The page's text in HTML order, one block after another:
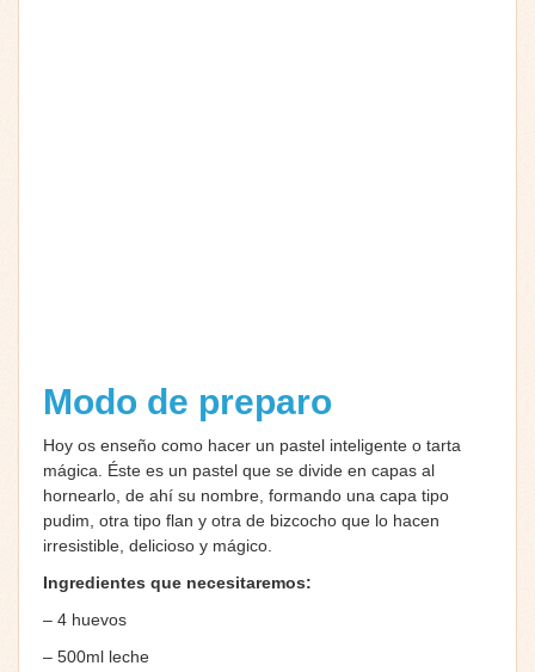
Modo de preparo
Hoy os enseño como hacer un pastel inteligente o tarta
mágica. Éste es un pastel que se divide en capas al
hornearlo, de ahí su nombre, formando una capa tipo
pudim, otra tipo flan y otra de bizcocho que lo hacen
irresistible, delicioso y mágico.
Ingredientes que necesitaremos:
– 4 huevos
– 500ml leche